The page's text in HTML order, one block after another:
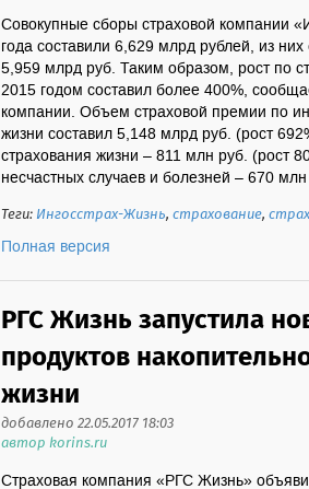
Совокупные сборы страховой компании
года составили 6,629 млрд рублей, из
5,959 млрд руб. Таким образом, рост по
2015 годом составил более 400%,
компании. Объем страховой премии по
жизни составил 5,148 млрд руб. (рост
страхования жизни – 811 млн руб. (рост
несчастных случаев и болезней – 670
Теги:Ингосстрах-Жизнь,страхование,
Полная версия
РГС Жизнь запустила
продуктов
жизни
добавлено 22.05.2017 18:03
автор korins.ru
Страховая компания «РГС Жизнь»